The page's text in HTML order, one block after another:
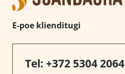
E-poe klienditugi
Tel: +372 5304 2064